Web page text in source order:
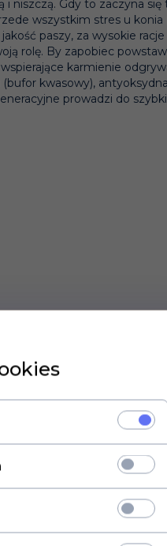
niszczą. Gdy to zaczyna
wszystkim stres u
paszy, za wysokie
rolę. By zapobiec
karmienie
kwasowy),
prowadzi do